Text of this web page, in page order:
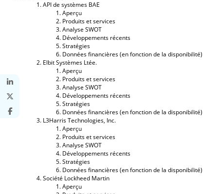
API de systèmes BAE
Aperçu
Produits et services
Analyse SWOT
Développements récents
Stratégies
Données financières (en fonction de la disponibilité)
Elbit Systèmes Ltée.
Aperçu
Produits et services
Analyse SWOT
Développements récents
Stratégies
Données financières (en fonction de la disponibilité)
L3Harris Technologies, Inc.
Aperçu
Produits et services
Analyse SWOT
Développements récents
Stratégies
Données financières (en fonction de la disponibilité)
Société Lockheed Martin
Aperçu